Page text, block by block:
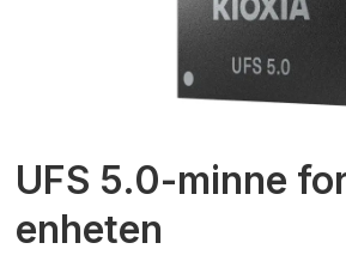
UFS 5.0-minne
enheten